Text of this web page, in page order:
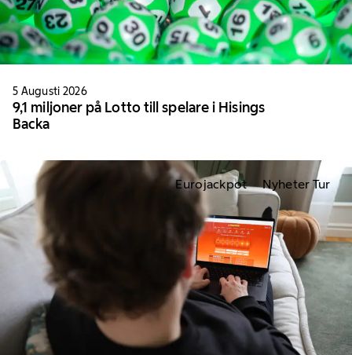
5 Augusti 2026
9,1 miljoner på Lotto till spelare i Hisings
Backa
Eurojackpot Nyheter Tur